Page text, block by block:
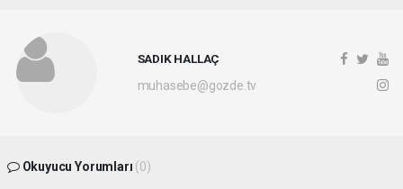
SADIK HALLAÇ
muhasebe@gozde.tv
Okuyucu Yorumları (0)